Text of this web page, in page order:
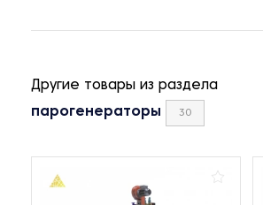
Другие товары из раздела
парогенераторы 30